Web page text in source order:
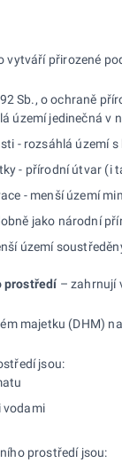
vytváří přirozené
Sb., o ochraně
území jedinečná v
- rozsáhlá území
- přírodní útvar (i
- menší území
jako národní
území
prostředí – zahrnují
majetku (DHM)
jsou:
vodami
prostředí jsou: